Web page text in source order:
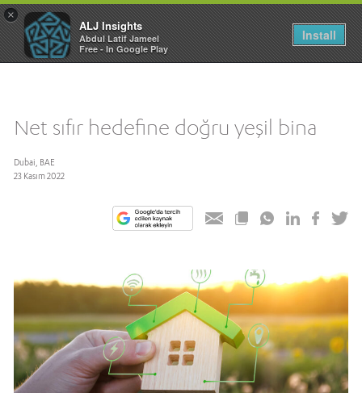
×
ALJ Insights
Abdul Latif Jameel
Free - In Google Play
Install
Toggle
navigation
Net sıfır hedefine doğru yeşil bina
Dubai, BAE
23 Kasım 2022